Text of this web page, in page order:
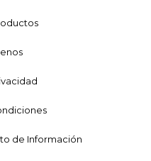
de Información